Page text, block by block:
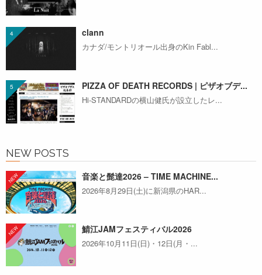
clann
カナダ/モントリオール出身のKin Fabl...
PIZZA OF DEATH RECORDS | ピザオブデ...
Hi-STANDARDの横山健氏が設立したレ...
NEW POSTS
音楽と髭達2026 – TIME MACHINE...
2026年8月29日(土)に新潟県のHAR...
鯖江JAMフェスティバル2026
2026年10月11日(日)・12日(月・...